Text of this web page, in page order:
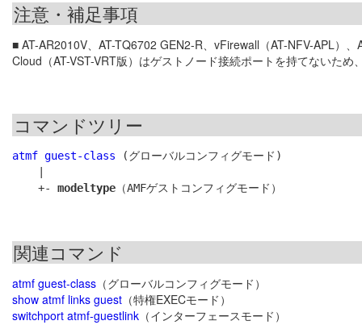
注意・補足事項
■ AT-AR2010V、AT-TQ6702 GEN2-R、vFirewall（AT-NFV-APL）
Cloud（AT-VST-VRT版）はゲストノード接続ポートを持てないため
コマンドツリー
atmf guest-class (グローバルコンフィグモード)
    +-
modeltype
関連コマンド
atmf guest-class （グローバルコンフィグモード）
show atmf links guest （特権EXECモード）
switchport atmf-guestlink （インターフェースモード）